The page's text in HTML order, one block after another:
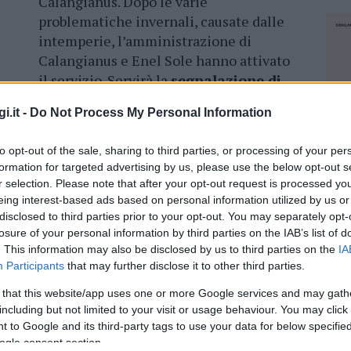
- Do Not Process My Personal Information
opt-out of the sale, sharing to third parties, or processing of your
for targeted advertising by us, please use the below opt-out
selection. Please note that after your opt-out request is processed
interest-based ads based on personal information utilized by us
to third parties prior to your opt-out. You may separately
of your personal information by third parties on the IAB’s list of
This information may also be disclosed by us to third parties on the
Participants that may further disclose it to other third parties.
that this website/app uses one or more Google services and may
but not limited to your visit or usage behaviour. You may
to Google and its third-party tags to use your data for below
consent section.
problematiche invernali, causate dalle
intemperie, l’amministrazione di
Calangianus e Enel Sole hanno attivato
il servizio. Servirà lasegnalazione di
. In questo modo si avrà l’intervento della ditta
di disservizio,saràl’800901050. Basterà
dal malfunzionamento per attivare
Il numero verde sarà attivo 24 ore su 24,